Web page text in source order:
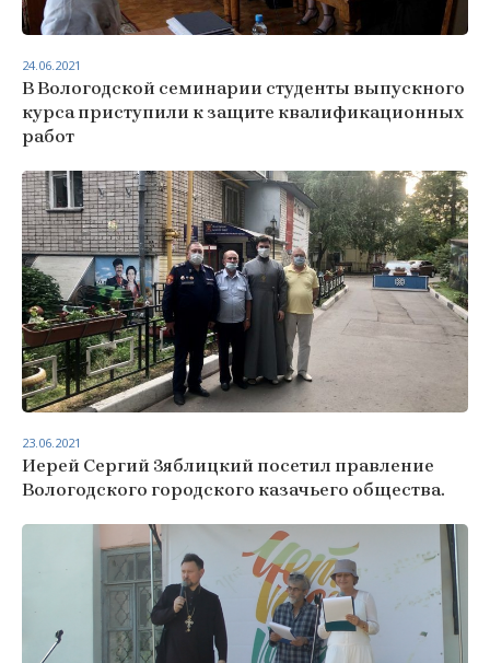
В Вологодской семинарии студенты выпускного
курса приступили к защите квалификационных
работ
24.06.2021
Иерей Сергий Зяблицкий посетил правление
Вологодского городского казачьего общества.
23.06.2021